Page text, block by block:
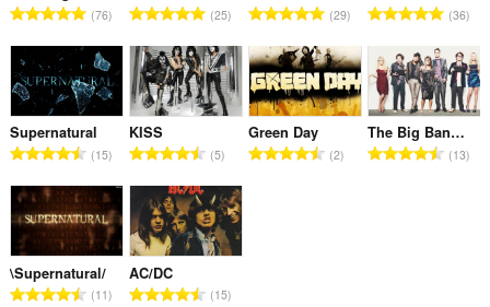
总
分
次
数
：
76
总
分
次
数
：
25
总
分
次
数
：
29
总
分
次
数
：
36
Supernatural
总
分
次
数
：
15
KISS
总
分
次
数
：
5
Green Day
总
2
The Big Bang Theory
总13
\Supernatural/
总11
AC/DC
总15